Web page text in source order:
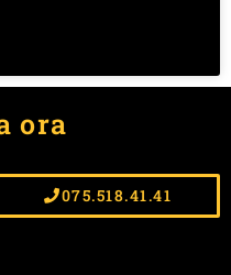
ora
075.518.41.41